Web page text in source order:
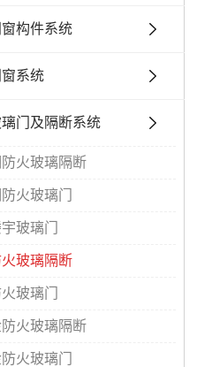
清远防火医疗门系列
清远防火自由门系列
清远铝合金防火隔热（非隔
构件系统
系统
门及隔断系统
火玻璃隔断
火玻璃门
玻璃门
玻璃隔断
玻璃门
火玻璃隔断
火玻璃门